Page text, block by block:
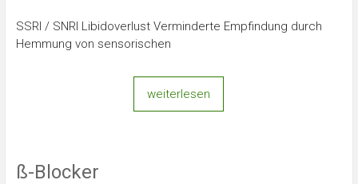
SSRI / SNRI Libidoverlust Verminderte Empfindung durch
Hemmung von sensorischen
weiterlesen
ß-Blocker